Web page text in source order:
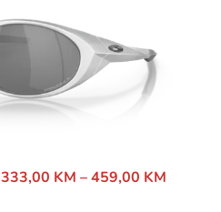
333,00 KM –459,00 KM